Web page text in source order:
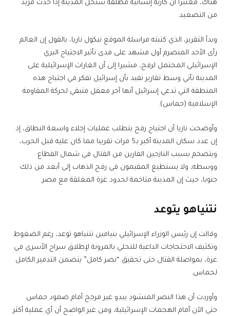
هناك، معتبرا أن كارثة إنسانية مطلقة ستحل المدينة إذا حدث مزيد
من التصعيد.
وبدأ التقرير، الذي كتبته مراسلة الموقع نيكول ناريا، بالقول إن العالم
رأى الأحد المنصرم أول مشهد على مدى تأثير الاجتياح البري
الإسرائيلي المحتمل لرفح، مشيرا إلى أن الغارات الإسرائيلية على
المدينة تأتي وسط تقارير تفيد بأن إسرائيل تفكر في اجتياح هذه
المنطقة التي تدعي إسرائيل أنها آخر معقل متبقي لحركة المقاومة
الإسلامية (حماس).
وأوضحت ناريا أن اجتياح رفح يتطلب عمليات إجلاء واسعة النطاق، إذ
إن عدد سكان المدينة أكبر بـ5 مرات تقريبا مما كان عليه قبل الحرب،
ويتضخم بسبب النازحين الفارين من القتال في شمال القطاع
ووسطه، ولا يستطيع المقيمون في رفح الذهاب إلى أبعد من ذلك
جنوبا، حيث إن المدينة متاخمة لحدود غزة المغلقة مع مصر.
نتنياهو يتوعد
وقالت إن رئيس الوزراء الإسرائيلي بنيامين نتنياهو توعد، رغم الضغوط
وتكثيف الاحتجاجات الداعية للتحلي بالمرونة لإطلاق سراح الأسرى في
غزة، بمواصلة القتال حتى تحقيق “نصر كامل” يتضمن التدمير الكامل
لحماس.
وأوردت أن هذا النصر المنشود يبدو غير مرجح أمام صمود حماس
حتى الآن أمام الهجمات الإسرائيلية، ومن غير الواضح أن أي عملية أكثر